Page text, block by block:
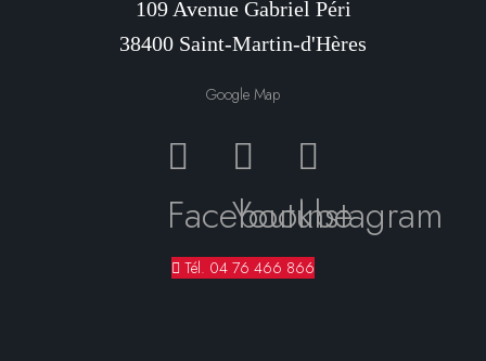
109 Avenue Gabriel Péri
38400 Saint-Martin-d'Hères
Google Map
Facebook
YoutubeInstagram
Tél. 04 76 466 866